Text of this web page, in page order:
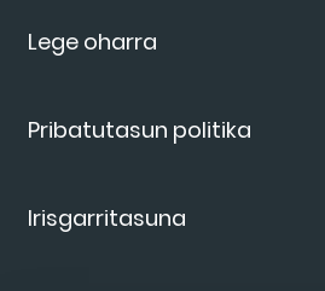
Lege oharra
Pribatutasun politika
Irisgarritasuna